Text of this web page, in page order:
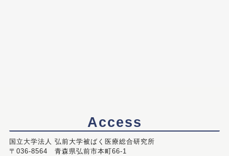
Access
国立大学法人 弘前大学被ばく医療総合研究所
〒036-8564 青森県弘前市本町66-1